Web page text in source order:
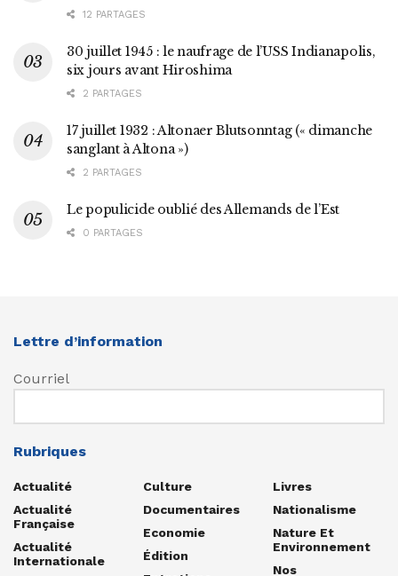
12 PARTAGES
30 juillet 1945 : le naufrage de l’USS Indianapolis,
six jours avant Hiroshima
2 PARTAGES
17 juillet 1932 : Altonaer Blutsonntag (« dimanche
sanglant à Altona »)
2 PARTAGES
Le populicide oublié des Allemands de l’Est
0 PARTAGES
Lettre d’information
Courriel
Rubriques
Actualité
Actualité
Française
Actualité
Internationale
Culture
Documentaires
Economie
Édition
Livres
Nationalisme
Nature Et
Environnement
Nos